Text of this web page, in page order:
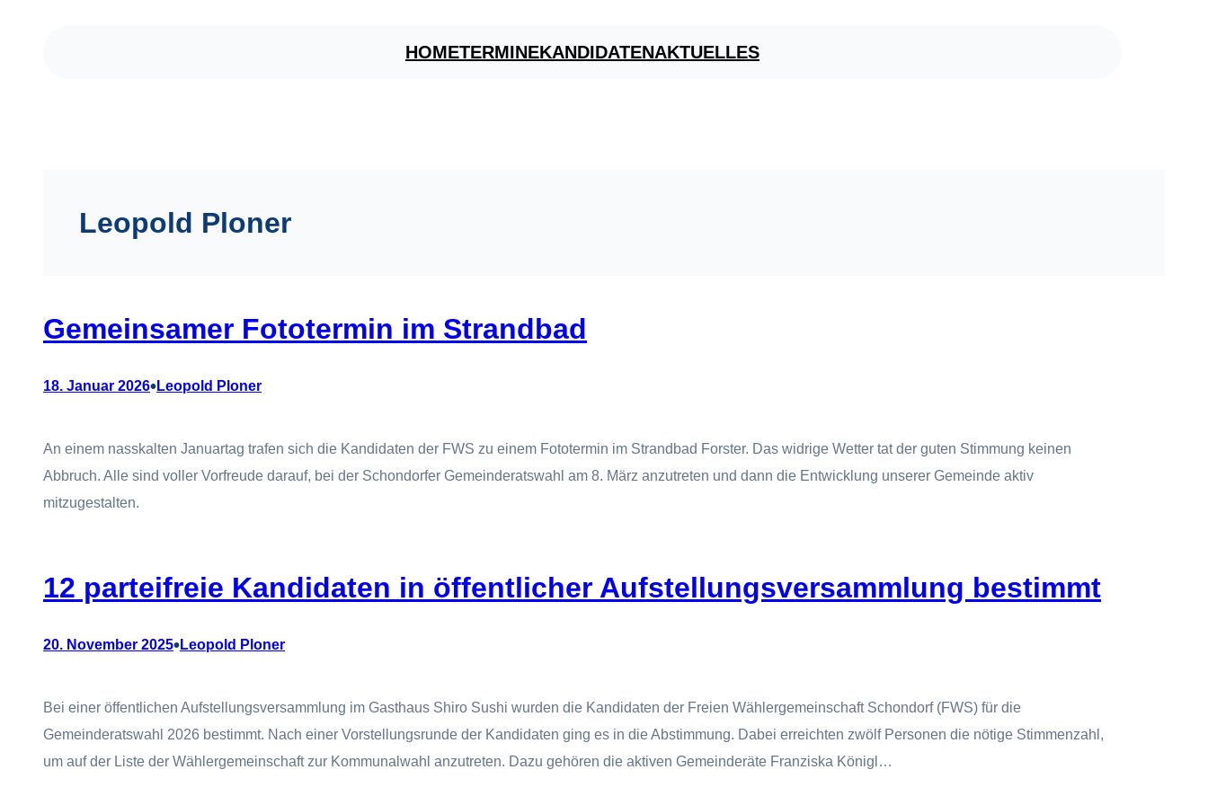
HOMETERMINEKANDIDATENAKTUELLES
Leopold Ploner
Gemeinsamer Fototermin im Strandbad
18. Januar 2026•Leopold Ploner
An einem nasskalten Januartag trafen sich die Kandidaten der FWS zu einem Fototermin im Strandbad Forster. Das widrige Wetter tat der guten Stimmung keinen
Abbruch. Alle sind voller Vorfreude darauf, bei der Schondorfer Gemeinderatswahl am 8. März anzutreten und dann die Entwicklung unserer Gemeinde aktiv
mitzugestalten.
12 parteifreie Kandidaten in öffentlicher Aufstellungsversammlung bestimmt
20. November 2025•Leopold Ploner
Bei einer öffentlichen Aufstellungsversammlung im Gasthaus Shiro Sushi wurden die Kandidaten der Freien Wählergemeinschaft Schondorf (FWS) für die
Gemeinderatswahl 2026 bestimmt. Nach einer Vorstellungsrunde der Kandidaten ging es in die Abstimmung. Dabei erreichten zwölf Personen die nötige Stimmenzahl,
um auf der Liste der Wählergemeinschaft zur Kommunalwahl anzutreten. Dazu gehören die aktiven Gemeinderäte Franziska Königl…